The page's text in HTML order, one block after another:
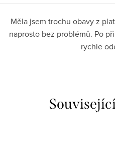
Měla jsem trochu obavy z
naprosto bez problémů. Po
rychle